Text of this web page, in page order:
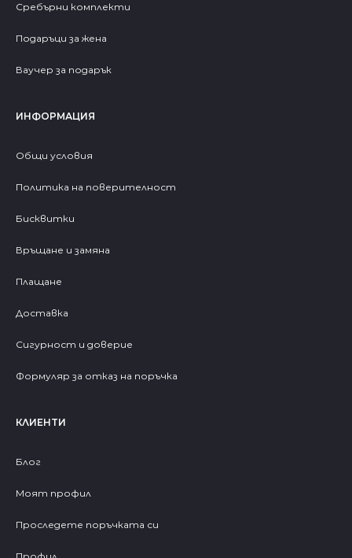
Сребърни комплекти
Подаръци за жена
Ваучер за подарък
ИНФОРМАЦИЯ
Общи условия
Политика на поверителност
Бисквитки
Връщане и замяна
Плащане
Доставка
Сигурност и доверие
Формуляр за отказ на поръчка
КЛИЕНТИ
Блог
Моят профил
Проследете поръчката си